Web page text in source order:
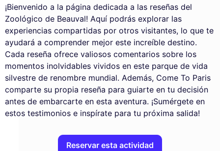
¡Bienvenido a la página dedicada a las reseñas del
Zoológico de Beauval! Aquí podrás explorar las
experiencias compartidas por otros visitantes, lo que te
ayudará a comprender mejor este increíble destino.
Cada reseña ofrece valiosos comentarios sobre los
momentos inolvidables vividos en este parque de vida
silvestre de renombre mundial. Además, Come To Paris
comparte su propia reseña para guiarte en tu decisión
antes de embarcarte en esta aventura. ¡Sumérgete en
estos testimonios e inspírate para tu próxima salida!
Reservar esta actividad